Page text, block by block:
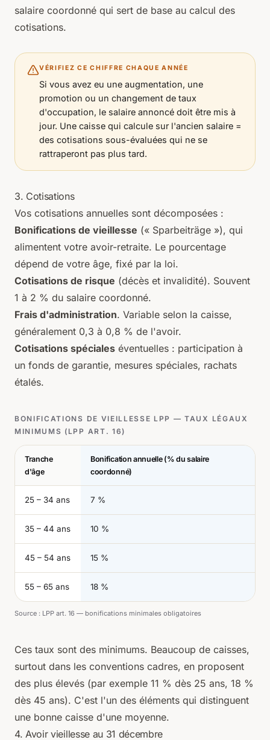
salaire coordonné qui sert de base au calcul des
cotisations.
VÉRIFIEZ CE CHIFFRE CHAQUE ANNÉE
Si vous avez eu une augmentation, une
promotion ou un changement de taux
d'occupation, le salaire annoncé doit être mis à
jour. Une caisse qui calcule sur l'ancien salaire =
des cotisations sous-évaluées qui ne se
rattraperont pas plus tard.
3. Cotisations
Vos cotisations annuelles sont décomposées :
Bonifications de vieillesse (« Sparbeiträge »), qui
alimentent votre avoir-retraite. Le pourcentage
dépend de votre âge, fixé par la loi.
Cotisations de risque (décès et invalidité). Souvent
1 à 2 % du salaire coordonné.
Frais d'administration. Variable selon la caisse,
généralement 0,3 à 0,8 % de l'avoir.
Cotisations spéciales éventuelles : participation à
un fonds de garantie, mesures spéciales, rachats
étalés.
BONIFICATIONS DE VIEILLESSE LPP — TAUX LÉGAUX
MINIMUMS (LPP ART. 16)
Tranche
d'âge
Bonification annuelle (% du salaire
coordonné)
25 – 34 ans 7 %
35 – 44 ans 10 %
45 – 54 ans 15 %
55 – 65 ans 18 %
Source : LPP art. 16 — bonifications minimales obligatoires
Ces taux sont des minimums. Beaucoup de caisses,
surtout dans les conventions cadres, en proposent
des plus élevés (par exemple 11 % dès 25 ans, 18 %
dès 45 ans). C'est l'un des éléments qui distinguent
une bonne caisse d'une moyenne.
4. Avoir vieillesse au 31 décembre